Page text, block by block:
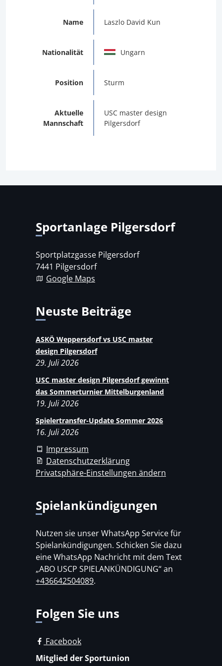
Name Laszlo David Kun
Nationalität Ungarn
Position Sturm
Aktuelle
Mannschaft
USC master design
Pilgersdorf
Sportanlage Pilgersdorf
Sportplatzgasse Pilgersdorf
7441 Pilgersdorf
Google Maps
Neuste Beiträge
ASKÖ Weppersdorf vs USC master
design Pilgersdorf
29. Juli 2026
USC master design Pilgersdorf gewinnt
das Sommerturnier Mittelburgenland
19. Juli 2026
Spielertransfer-Update Sommer 2026
16. Juli 2026
Impressum
Datenschutzerklärung
Privatsphäre-Einstellungen ändern
Spielankündigungen
Nutzen sie unser WhatsApp Service für
Spielankündigungen. Schicken Sie dazu
eine WhatsApp Nachricht mit dem Text
„ABO USCP SPIELANKÜNDIGUNG“ an
+436642504089.
Folgen Sie uns
Facebook
Mitglied der Sportunion